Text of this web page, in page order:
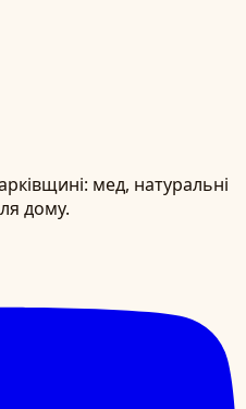
мед, натуральні
дому.